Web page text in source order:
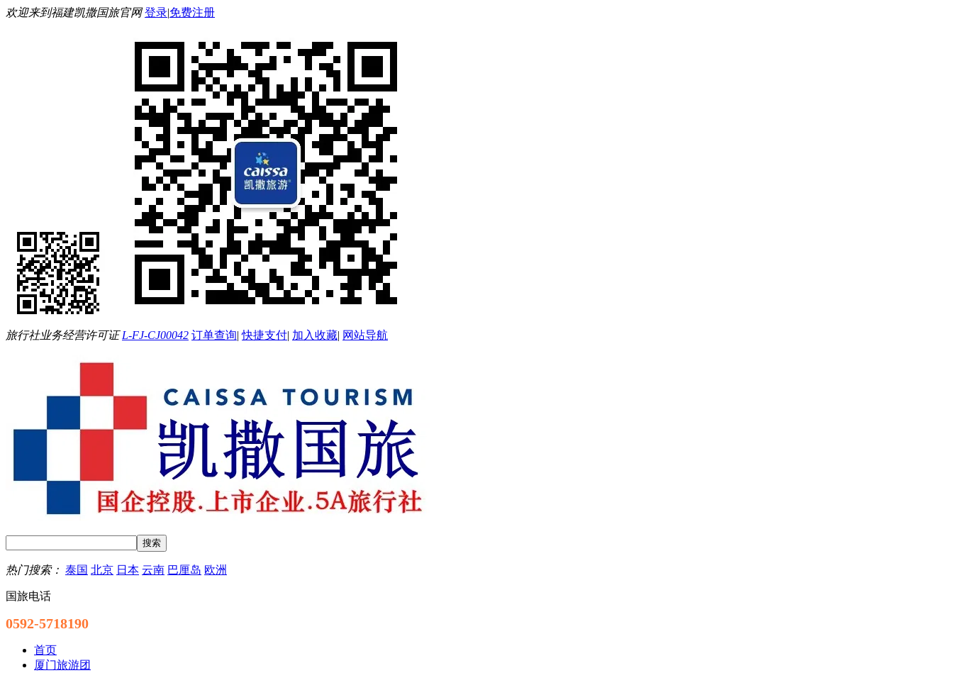
欢迎来到福建凯撒国旅官网登录|免费注册
旅行社业务经营许可证L-FJ-CJ00042 订单查询|快捷支付| 加入收藏| 网站导航
热门搜索： 泰国 北京 日本 云南 巴厘岛 欧洲
国旅电话
0592-5718190
首页
厦门旅游团